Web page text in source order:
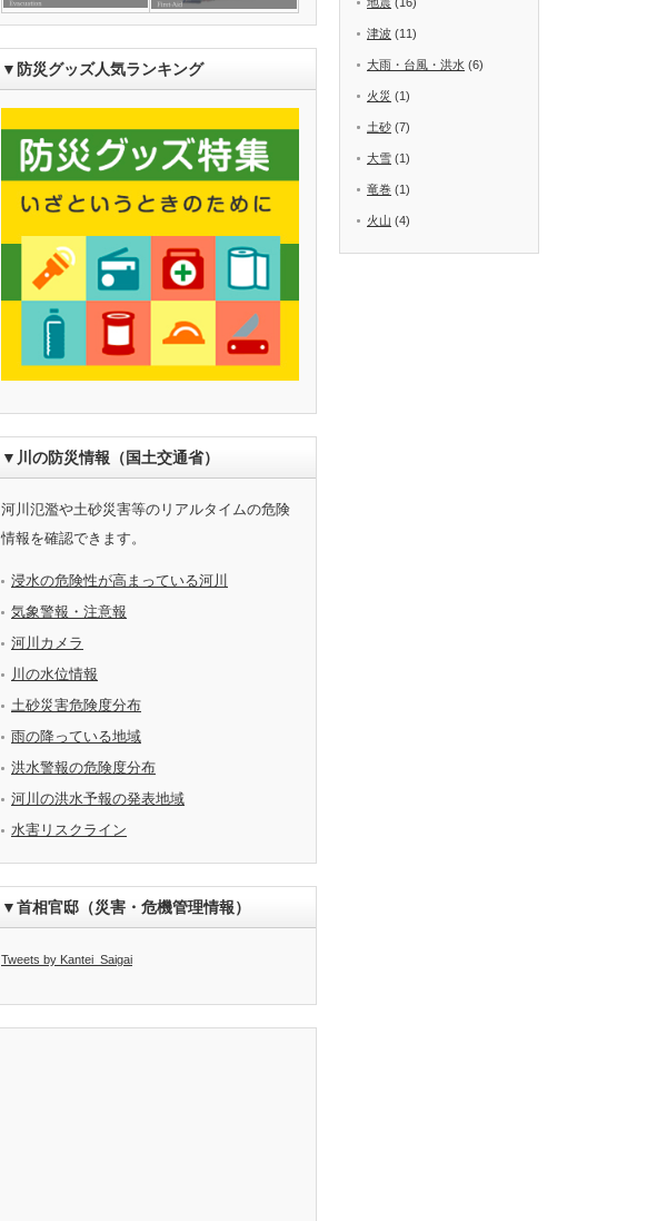
▼防災グッズ人気ランキング
▼川の防災情報（国土交通省）
河川氾濫や土砂災害等のリアルタイムの危険
情報を確認できます。
浸水の危険性が高まっている河川
気象警報・注意報
河川カメラ
川の水位情報
土砂災害危険度分布
雨の降っている地域
洪水警報の危険度分布
河川の洪水予報の発表地域
水害リスクライン
▼首相官邸（災害・危機管理情報）
Tweets by Kantei_Saigai
津波 (11)
大雨・台風・洪水 (6)
火災 (1)
土砂 (7)
大雪 (1)
竜巻 (1)
火山 (4)